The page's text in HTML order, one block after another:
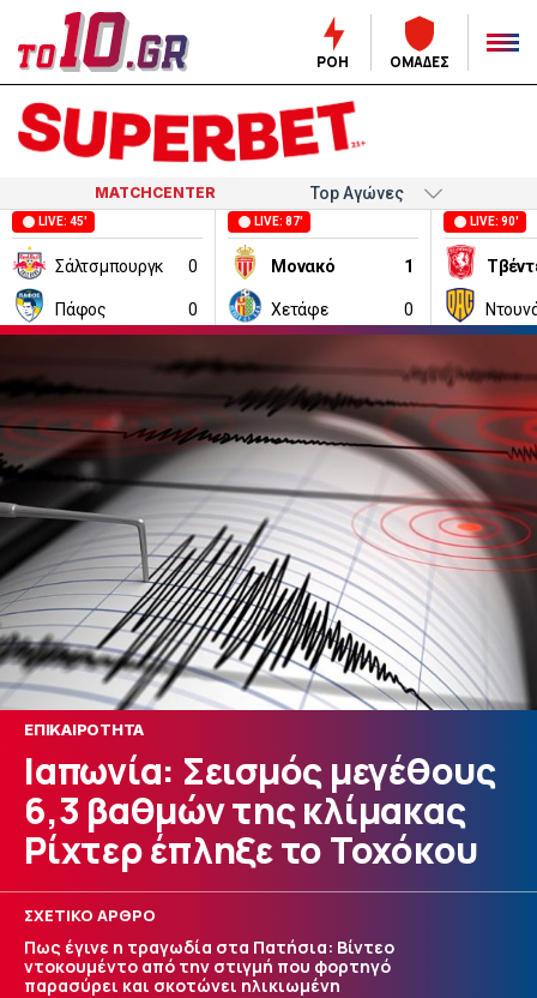
ΡΟΗ ΟΜΑΔΕΣ
MATCHCENTER
LIVE: 45'
Σάλτσμπουργκ 0
Πάφος 0
LIVE: 87'
Μονακό 1
Χετάφε 0
LIVE: 90'
ΕΠΙΚΑΙΡΟΤΗΤΑ
Ιαπωνία: Σεισμός μεγέθους
6,3 βαθμών της κλίμακας
Ρίχτερ έπληξε το Τοχόκου
ΣΧΕΤΙΚΟ ΑΡΘΡΟ
Πως έγινε η τραγωδία στα Πατήσια: Βίντεο
ντοκουμέντο από την στιγμή που φορτηγό
παρασύρει και σκοτώνει ηλικιωμένη